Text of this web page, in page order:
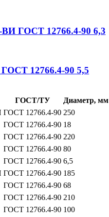
ВИ ГОСТ 12766.4-90 6,3
ГОСТ 12766.4-90 5,5
ГОСТ/ТУ
Диаметр, мм
ГОСТ 12766.4-90 250
ГОСТ 12766.4-90 18
ГОСТ 12766.4-90 220
ГОСТ 12766.4-90 80
ГОСТ 12766.4-90 6,5
ГОСТ 12766.4-90 185
ГОСТ 12766.4-90 68
ГОСТ 12766.4-90 210
ГОСТ 12766.4-90 100